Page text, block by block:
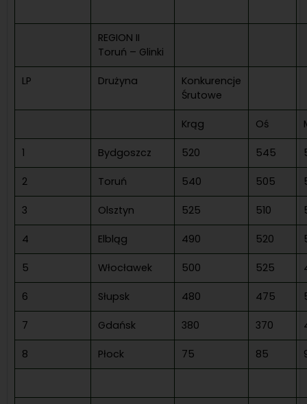
REGION II
Toruń – Glinki
LP Drużyna
Konkurencje
Śrutowe
Krąg Oś
1 Bydgoszcz 520 545
2 Toruń 540 505
3 Olsztyn 525 510
4 Elbląg 490 520
5 Włocławek 500 525
6 Słupsk 480 475
7 Gdańsk 380 370
8 Płock 75 85